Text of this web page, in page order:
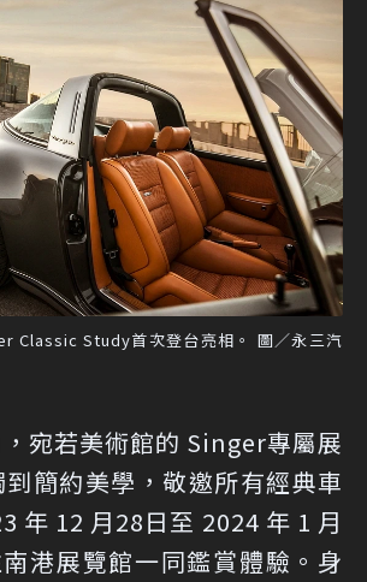
Classic Study首次登台亮相。 圖／永三汽
宛若美術館的 Singer專屬展
簡約美學，敬邀所有經典車
年 12 月28日至 2024 年 1 月
港展覽館一同鑑賞體驗。身